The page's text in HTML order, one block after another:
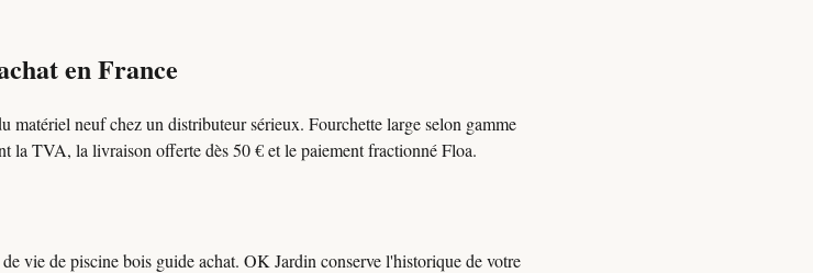
en France
matériel neuf chez un distributeur sérieux. Fourchette large selon gamme
TVA, la livraison offerte dès 50 € et le paiement fractionné Floa.
vie de piscine bois guide achat. OK Jardin conserve l'historique de votre